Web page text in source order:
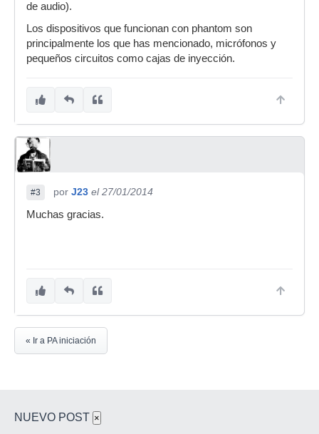
de audio).
Los dispositivos que funcionan con phantom son
principalmente los que has mencionado, micrófonos y
pequeños circuitos como cajas de inyección.
#3 por J23 el 27/01/2014
Muchas gracias.
« Ir a PA iniciación
NUEVO POST ×